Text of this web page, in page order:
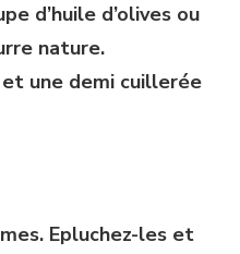
d’huile d’olives ou
nature.
une demi cuillerée
Epluchez-les et